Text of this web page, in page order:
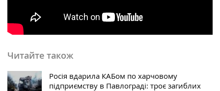
Читайте також
Росія вдарила КАБом по харчовому
підприємству в Павлограді: троє загиблих